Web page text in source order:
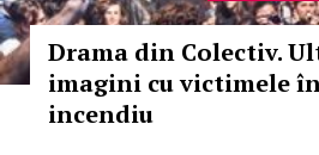
Drama din Colectiv.
imagini cu victimele
incendiu